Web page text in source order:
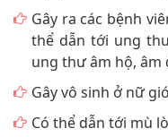
Gây ra các bệnh
thể dẫn tới ung
ung thư âm hộ, âm
Gây vô sinh ở nữ
Có thể dẫn tới mù